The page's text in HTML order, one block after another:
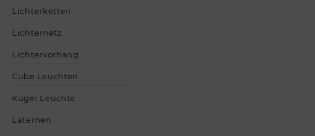
Lichterketten
Lichternetz
Lichtervorhang
Cube Leuchten
Kugel Leuchte
Laternen